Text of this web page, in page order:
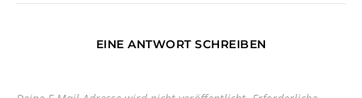
EINE ANTWORT SCHREIBEN